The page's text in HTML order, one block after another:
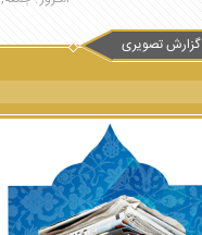
گزارش تصویری